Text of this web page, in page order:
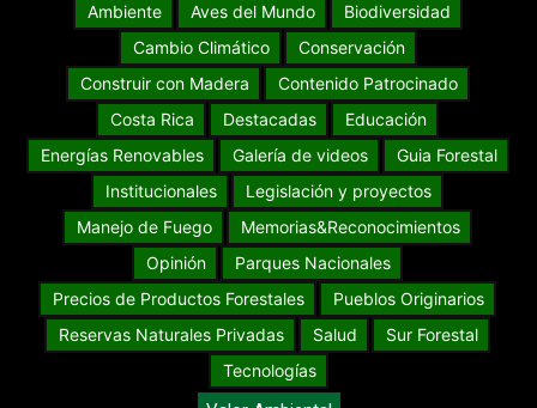
Ambiente
Aves del Mundo
Biodiversidad
Cambio Climático
Conservación
Construir con Madera
Contenido Patrocinado
Costa Rica
Destacadas
Educación
Energías Renovables
Galería de videos
Guia Forestal
Institucionales
Legislación y proyectos
Manejo de Fuego
Memorias&Reconocimientos
Opinión
Parques Nacionales
Precios de Productos Forestales
Pueblos Originarios
Reservas Naturales Privadas
Salud
Sur Forestal
Tecnologías